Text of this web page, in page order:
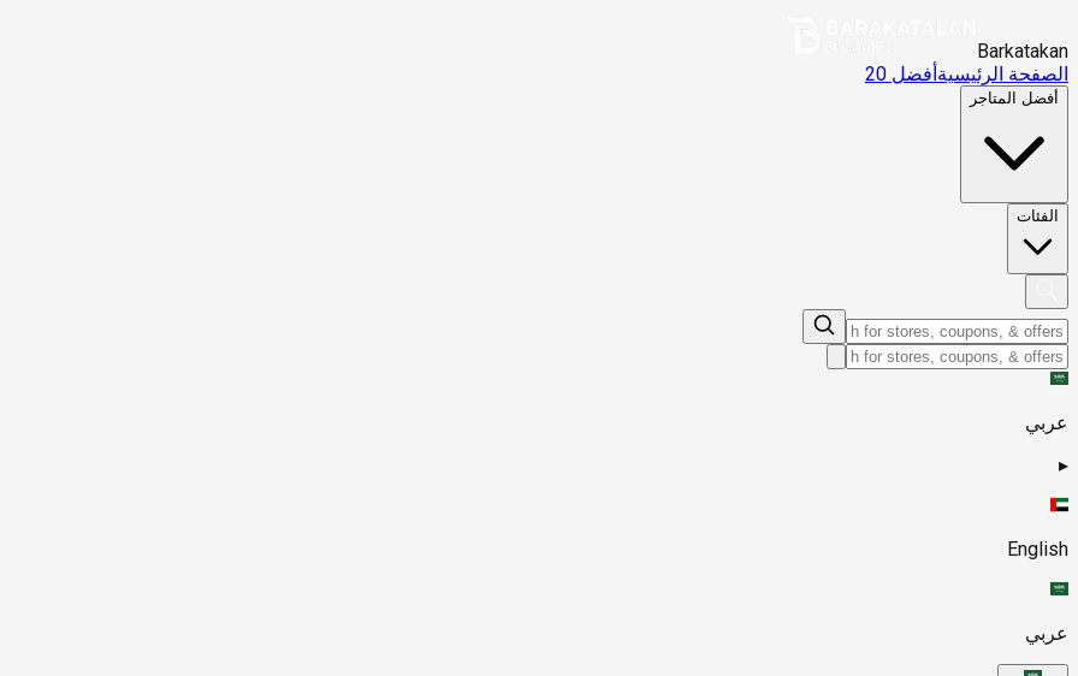
Barkatakan
الصفحة الرئيسيةأفضل 20
أفضل المتاجر
الفئات
عربي
▸
English
عربي